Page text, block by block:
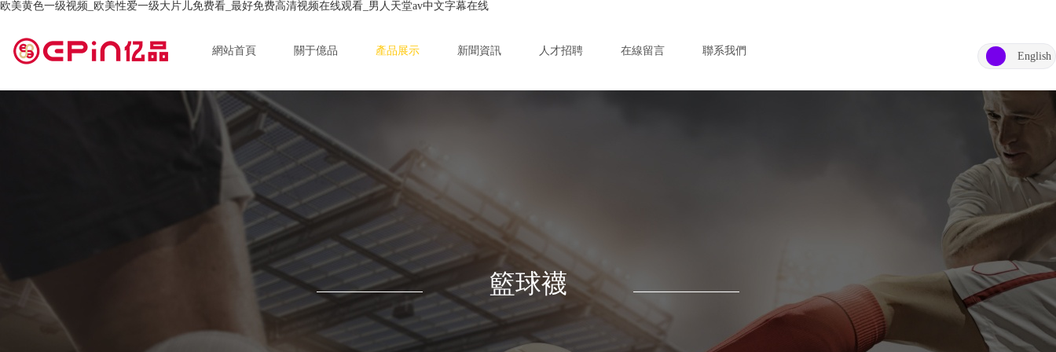
欧美黄色一级视频_欧美性爱一级大片儿免费看_最好免费高清视频在线观看_男人天堂av中文字幕在线
網站首頁 關于億品 產品展示 新聞資訊 人才招聘 在線留言 聯系我們 English
籃球襪